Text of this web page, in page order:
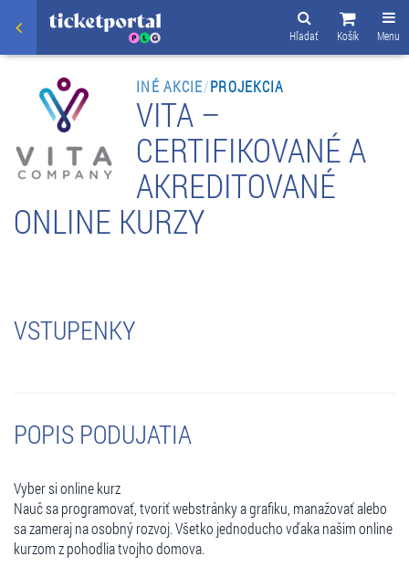
Menu
Košík
Hľadať
INÉ AKCIE/PROJEKCIA
VITA –
CERTIFIKOVANÉ A
AKREDITOVANÉ
ONLINE KURZY
VSTUPENKY
POPIS PODUJATIA
Vyber si online kurz
Nauč sa programovať, tvoriť webstránky a grafiku, manažovať alebo
sa zameraj na osobný rozvoj. Všetko jednoducho vďaka našim online
kurzom z pohodlia tvojho domova.